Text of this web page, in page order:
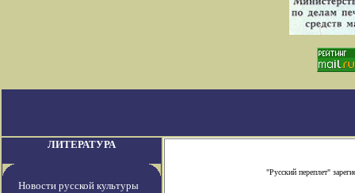
ЛИТЕРАТУРА
Новости русской культуры
"Русский переплет"